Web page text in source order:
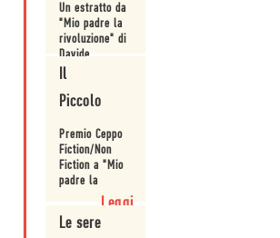
Un estratto da
"Mio padre la
rivoluzione" di
Davide
Orecchio.
Il
Piccolo
Premio Ceppo
Fiction/Non
Fiction a "Mio
padre la
rivoluzione" di
Orecchio.
Leggi
Le sere